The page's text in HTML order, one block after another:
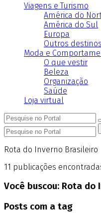
Viagens e Turismo
América do
América do Sul
Europa
Outros destinos
Moda e
O que vestir
Beleza
Organização
Saúde
Loja virtual
Rota do Inverno Brasileiro
11 publicações
Você buscou: Rota do
Posts com a tag